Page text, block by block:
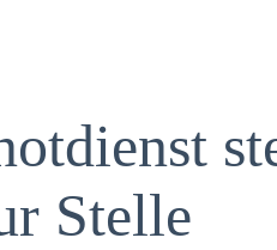
Stelle